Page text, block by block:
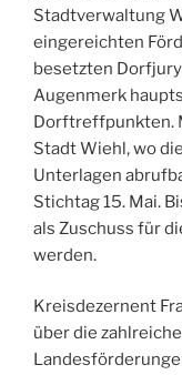
Stadtverwaltung
eingereichten
besetzten
Augenmerk
Dorftreffpunkten.
Stadt Wiehl, wo
Unterlagen
Stichtag 15. Mai.
als Zuschuss für
werden.
Kreisdezernent
über die